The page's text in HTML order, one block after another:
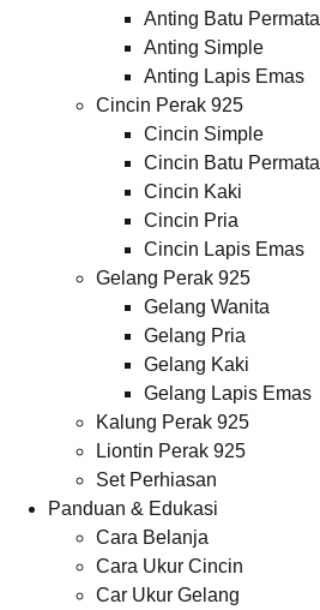
Anting Batu Permata
Anting Simple
Anting Lapis Emas
Cincin Perak 925
Cincin Simple
Cincin Batu Permata
Cincin Kaki
Cincin Pria
Cincin Lapis Emas
Gelang Perak 925
Gelang Wanita
Gelang Pria
Gelang Kaki
Gelang Lapis Emas
Kalung Perak 925
Liontin Perak 925
Set Perhiasan
Panduan & Edukasi
Cara Belanja
Cara Ukur Cincin
Car Ukur Gelang